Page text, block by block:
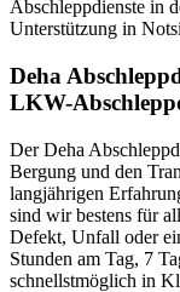
Abschleppdienste in
Unterstützung in
Deha
LKW-
Der Deha
Bergung und den
langjährigen
sind wir bestens für
Defekt, Unfall oder
Stunden am Tag, 7
schnellstmöglich in